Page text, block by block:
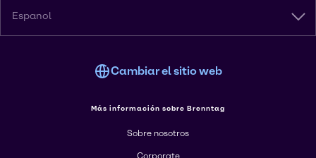
Espanol
Cambiar el sitio web
Más información sobre Brenntag
Sobre nosotros
Corporate